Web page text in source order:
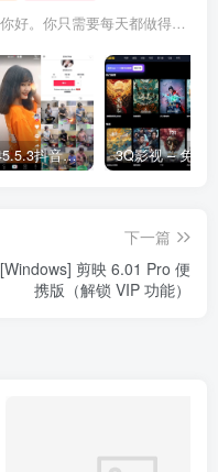
不要担心别人会做得比你好。你只需要每天都做得比前一天好就可以了
TikTok_v45.5.3抖音国际版_免拔卡解锁全球版
下一篇
[Windows] 剪映 6.01 Pro 便
携版（解锁 VIP 功能）